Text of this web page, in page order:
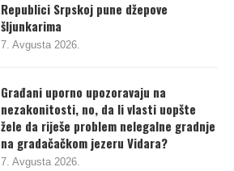
Umanjenjem vodnih naknada vlasti u
Republici Srpskoj pune džepove
šljunkarima
Građani uporno upozoravaju na
nezakonitosti, no, da li vlasti uopšte
žele da riješe problem nelegalne gradnje
na gradačačkom jezeru Vidara?